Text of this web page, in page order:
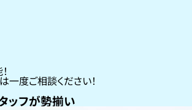
一度ご相談ください！
ッフが勢揃い